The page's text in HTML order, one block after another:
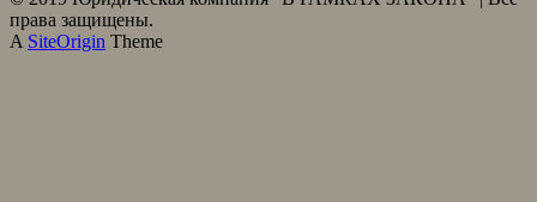
права защищены.
A SiteOrigin Theme